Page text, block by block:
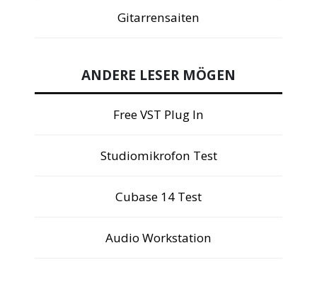
Gitarrensaiten
ANDERE LESER MÖGEN
Free VST Plug In
Studiomikrofon Test
Cubase 14 Test
Audio Workstation